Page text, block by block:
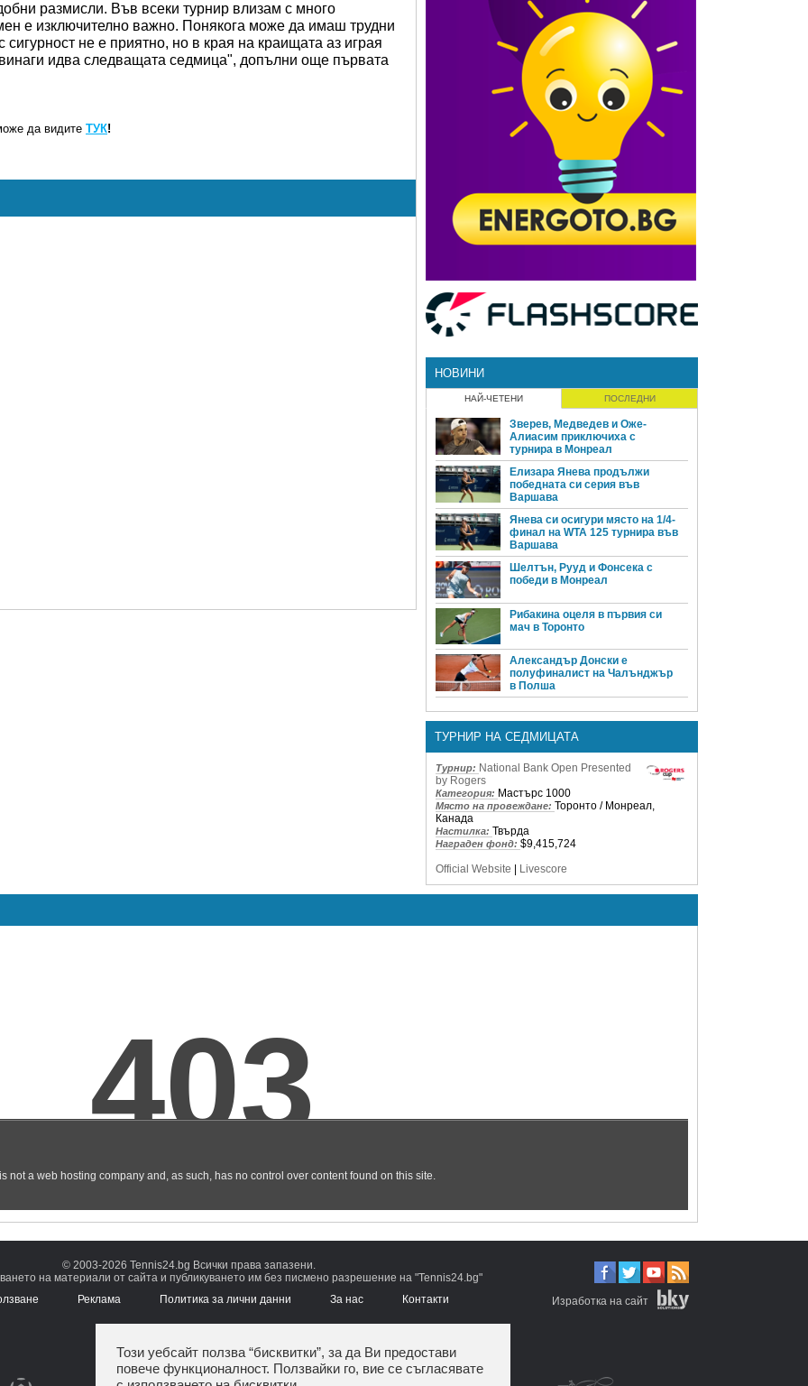
размисли. Във всеки турнир влизам с много
е изключително важно. Понякога може да имаш трудни
не е приятно, но в края на краищата аз играя
идва следващата седмица", допълни още първата
да видите ТУК!
НОВИНИ
НАЙ-ЧЕТЕНИ ПОСЛЕДНИ
Зверев, Медведев и Оже-
Алиасим приключиха с
турнира в Монреал
Елизара Янева продължи
победната си серия във
Варшава
Янева си осигури място на 1/4-
финал на WTA 125 турнира във
Варшава
Шелтън, Рууд и Фонсека с
победи в Монреал
Рибакина оцеля в първия си
мач в Торонто
Александър Донски е
полуфиналист на Чалънджър
в Полша
ТУРНИР НА СЕДМИЦАТА
Турнир: National Bank Open Presented
by Rogers
Категория: Мастърс 1000
Място на провеждане: Торонто / Монреал,
Канада
Настилка: Твърда
Награден фонд: $9,415,724
Official Website
Livescore
© 2003-2026 Tennis24.bg Всички права запазени.
на материали от сайта и публикуването им без писмено разрешение на "Tennis24.bg"
Реклама Политика за лични данни За нас Контакти Изработка на сайт
Този уебсайт ползва “бисквитки”, за да Ви предостави
повече функционалност. Ползвайки го, вие се съгласявате